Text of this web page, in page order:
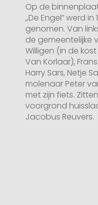
Op de
‚,De Engel” werd in
genomen. Van
de gemeentelĳke
Willigen (in de
Van Korlaar),
Harry Sars, Netje
molenaar Peter
met zijn fiets.
voorgrond
Jacobus Reuvers.